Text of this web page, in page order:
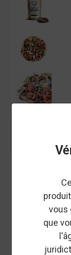
vous
que
BIO -
Des plantes
légale et de